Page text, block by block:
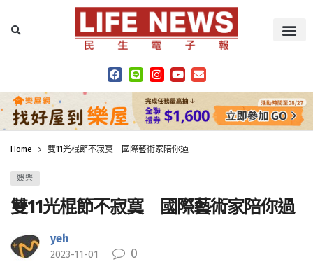
Home 雙11光棍節不寂寞 國際藝術家陪你過
娛樂
雙11光棍節不寂寞 國際藝術家陪你過
yeh
2023-11-01 0